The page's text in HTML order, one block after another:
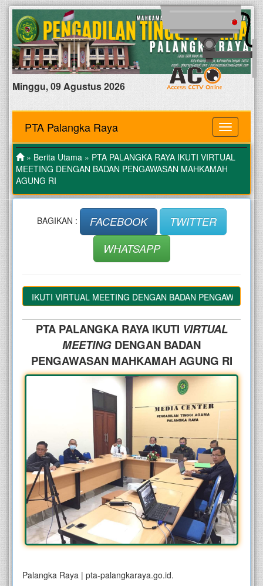
Minggu, 09 Agustus 2026
MENU
PTA Palangka Raya
» Berita Utama » PTA PALANGKA RAYA IKUTI VIRTUAL
MEETING DENGAN BADAN PENGAWASAN MAHKAMAH
AGUNG RI
BAGIKAN : FACEBOOK
TWITTER
WHATSAPP
IKUTI VIRTUAL MEETING DENGAN BADAN PENGAWASAN
PTA PALANGKA RAYA IKUTI VIRTUAL
MEETING DENGAN BADAN
PENGAWASAN MAHKAMAH AGUNG RI
Palangka Raya | pta-palangkaraya.go.id.